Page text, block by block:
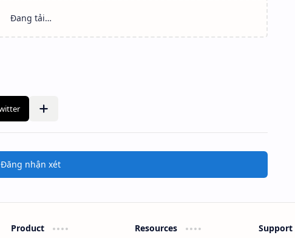
Đăng nhận xét
Product Resources Support